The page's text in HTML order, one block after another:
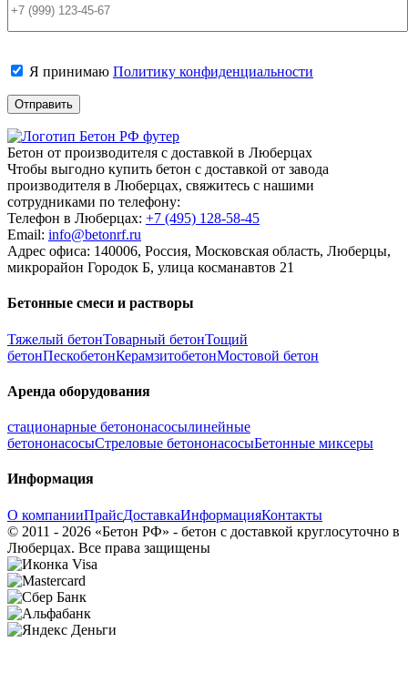
Я принимаю Политику конфиденциальности
Бетон от производителя с доставкой в Люберцах
Чтобы выгодно купить бетон с доставкой от завода
производителя в Люберцах, свяжитесь с нашими
сотрудниками по телефону:
Телефон в Люберцах: +7 (495) 128-58-45
Email: info@betonrf.ru
Адрес офиса: 140006, Россия, Московская область, Люберцы,
микрорайон Городок Б, улица косманавтов 21
Бетонные смеси и растворы
Тяжелый бетонТоварный бетонТощий
бетонПескобетонКерамзитобетонМостовой бетон
Аренда оборудования
стационарные бетононасосылинейные
бетононасосыСтреловые бетононасосыБетонные миксеры
Информация
О компанииПрайсДоставкаИнформацияКонтакты
© 2011 - 2026 «Бетон РФ» - бетон с доставкой круглосуточно в
Люберцах. Все права защищены